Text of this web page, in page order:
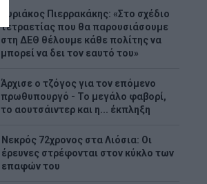
Κυριάκος Πιερρακάκης: «Στο σχέδιο
τετραετίας που θα παρουσιάσουμε
στη ΔΕΘ θέλουμε κάθε πολίτης να
μπορεί να δει τον εαυτό του»
Άρχισε ο τζόγος για τον επόμενο
πρωθυπουργό - Το μεγάλο φαβορί,
το αουτσάιντερ και η... έκπληξη
Νεκρός 72χρονος στα Λιόσια: Οι
έρευνες στρέφονται στον κύκλο των
επαφών του